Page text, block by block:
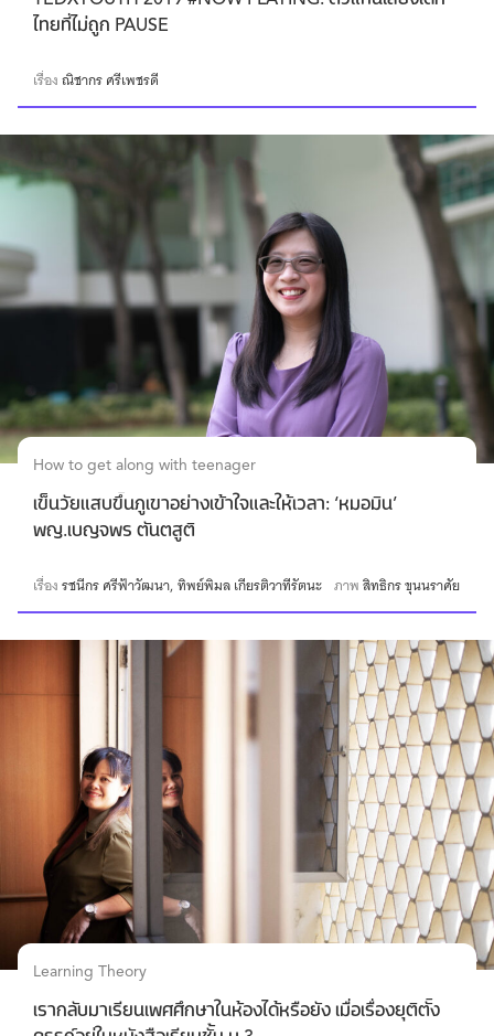
ไทยที่ไม่ถูก PAUSE
เรื่องณิชากร ศรีเพชรดี
How to get along with teenager
เข็นวัยแสบขึ้นภูเขาอย่างเข้าใจและให้เวลา: ‘หมอมิน’
พญ.เบญจพร ตันตสูติ
เรื่องรชนีกร ศรีฟ้าวัฒนา ทิพย์พิมล เกียรติวาทีรัตนะ ภาพสิทธิกร ขุนนราศัย
Learning Theory
เรากลับมาเรียนเพศศึกษาในห้องได้หรือยัง เมื่อเรื่องยุติตั้ง